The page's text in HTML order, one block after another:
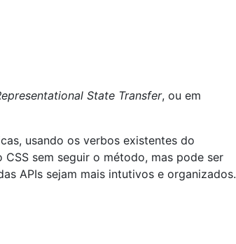
State Transfer, ou em
usando os verbos existentes do
sem seguir o método, mas pode ser
APIs sejam mais intutivos e organizados.